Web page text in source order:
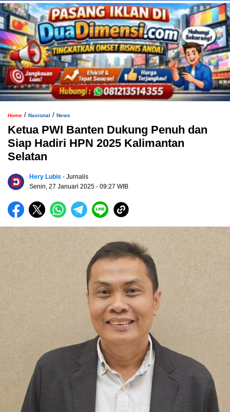
Home / Nasional / News
Ketua PWI Banten Dukung Penuh dan
Siap Hadiri HPN 2025 Kalimantan
Selatan
Hery Lubis - Jurnalis
Senin, 27 Januari 2025 - 09:27 WIB